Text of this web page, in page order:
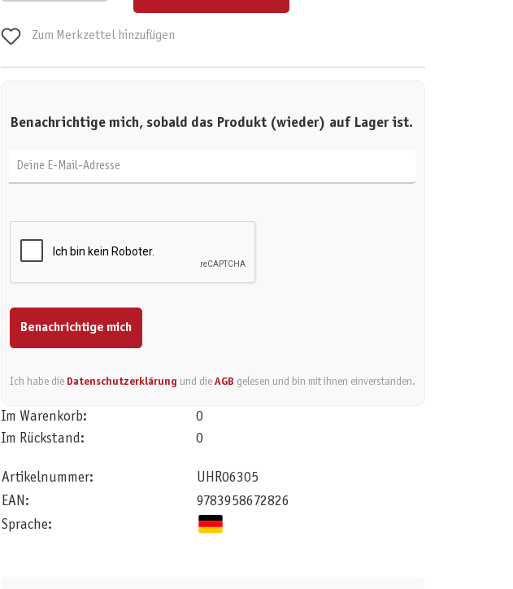
Zum Merkzettel hinzufügen
Benachrichtige mich, sobald das Produkt (wieder) auf Lager ist.
Benachrichtige mich
Ich habe die Datenschutzerklärung und dieAGB gelesen und bin mit ihnen einverstanden.
Im Warenkorb:
0
Im Rückstand:
0
Artikelnummer:
UHR06305
EAN:
9783958672826
Sprache: